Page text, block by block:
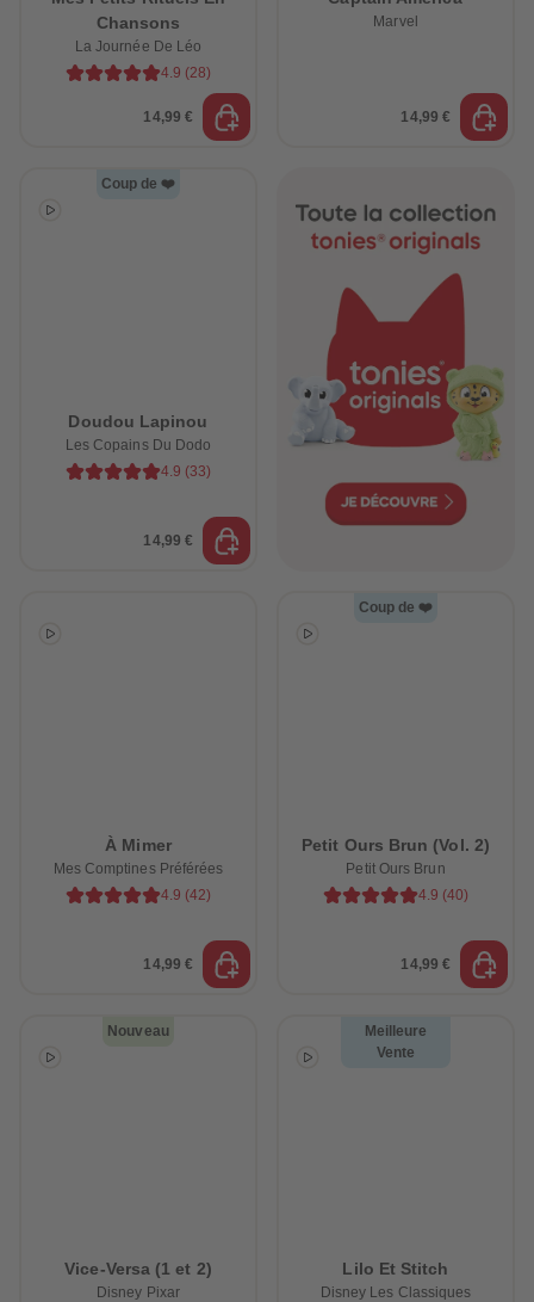
Chansons
La Journée De Léo
4.9 (28)
14,99 €
Marvel
14,99 €
Coup de ❤️
Doudou Lapinou
Les Copains Du Dodo
4.9 (33)
14,99 €
À Mimer
Mes Comptines Préférées
4.9 (42)
14,99 €
Coup de ❤️
Petit Ours Brun (Vol. 2)
Petit Ours Brun
4.9 (40)
14,99 €
Nouveau
Vice-Versa (1 et 2)
Disney Pixar
Meilleure
Vente
Lilo Et Stitch
Disney Les Classiques